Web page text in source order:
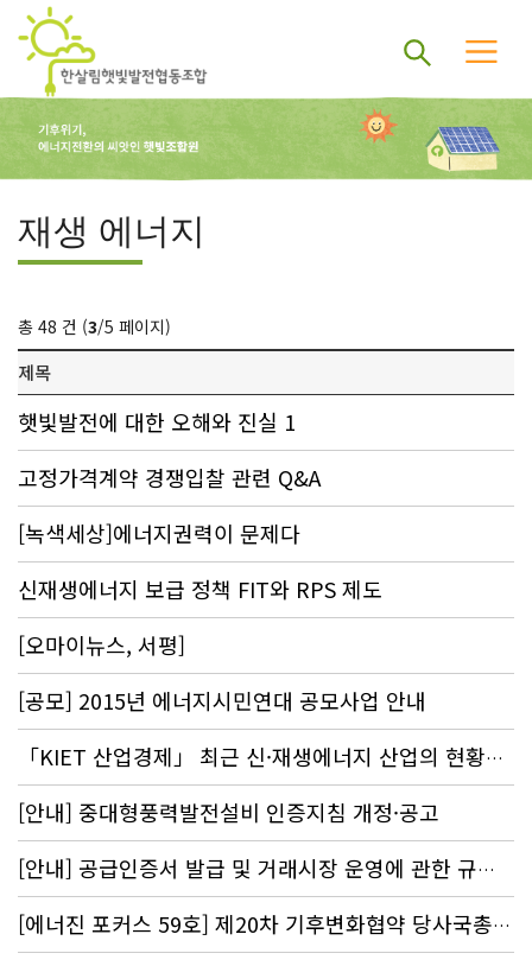
재생 에너지
총 48 건 (3/5 페이지)
제목
햇빛발전에 대한 오해와 진실 1
고정가격계약 경쟁입찰 관련 Q&A
[녹색세상]에너지권력이 문제다
신재생에너지 보급 정책 FIT와 RPS 제도
[오마이뉴스, 서평]
[공모] 2015년 에너지시민연대 공모사업 안내
「KIET 산업경제」 최근 신·재생에너지 산업의 현황과 과제
[안내] 중대형풍력발전설비 인증지침 개정·공고
[안내] 공급인증서 발급 및 거래시장 운영에 관한 규칙 개정·공고
[에너진 포커스 59호] 제20차 기후변화협약 당사국총회(COP 20)의 쟁점과 대응